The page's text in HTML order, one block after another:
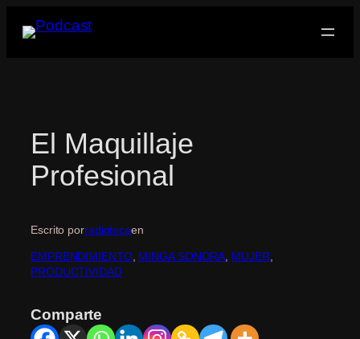
El Maquillaje
Profesional
Escrito porradiotecaen
EMPRENDIMIENTO, MINGA SONORA MUJER
PRODUCTIVIDAD
Comparte